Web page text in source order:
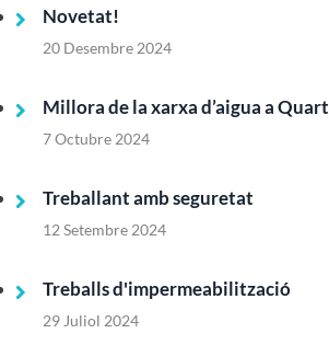
Novetat!
20 Desembre 2024
Millora de la xarxa d’aigua a Quart
7 Octubre 2024
Treballant amb seguretat
12 Setembre 2024
Treballs d'impermeabilització
29 Juliol 2024